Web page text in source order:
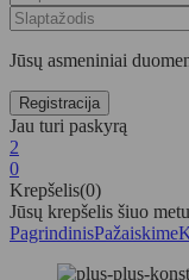
Jūsų asmeniniai
Jau turi paskyrą
2
0
Krepšelis(0)
Jūsų krepšelis šiuo
PagrindinisPažaiskime